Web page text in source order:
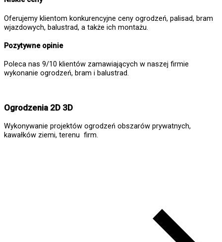
Oferujemy klientom konkurencyjne ceny ogrodzeń, palisad, bram
wjazdowych, balustrad, a także ich montażu.
Pozytywne opinie
Poleca nas 9/10 klientów zamawiających w naszej firmie
wykonanie ogrodzeń, bram i balustrad.
Ogrodzenia 2D 3D
Wykonywanie projektów ogrodzeń obszarów prywatnych,
kawałków ziemi, terenu firm.